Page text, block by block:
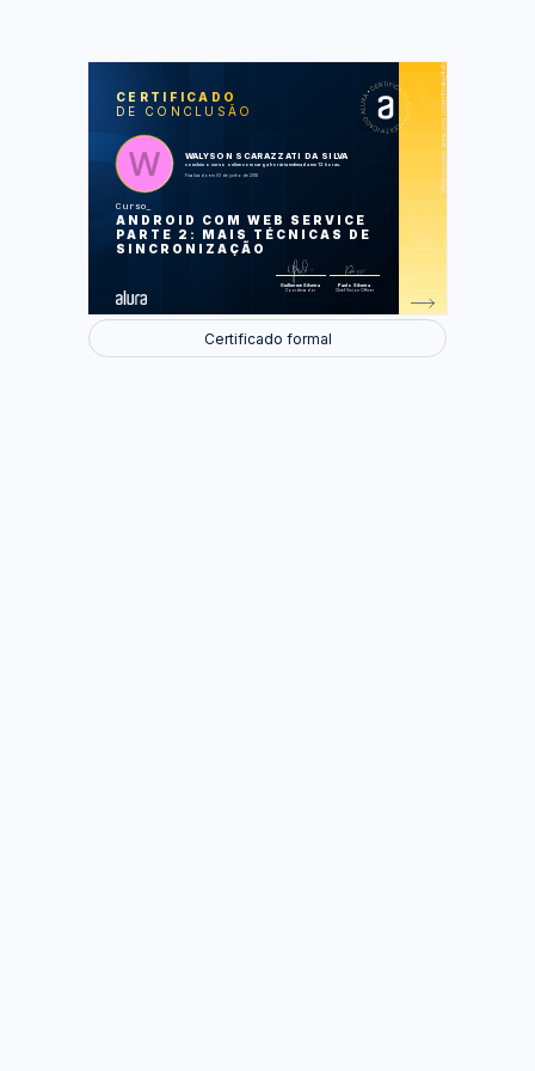
CERTIFICADO
DE CONCLUSÃO
WALYSON SCARAZZATI DA SILVA
concluiu o curso online com carga horária estimada em 12 horas.
Finalizado em 03 de junho de 2018
Curso
ANDROID COM WEB SERVICE
PARTE 2: MAIS TÉCNICAS DE
SINCRONIZAÇÃO
Guilherme Silveira
Coordenador
Paulo Silveira
Chief Vision Officer
https://cursos.alura.com.br/certificate/4efd6b62-fe98-45cf-b1aa-e2b2153320d9
LAS
Editando, removendo e atualizando
Atualizando lista de alunos
Foram feitas 36 de 36 atividades.
Certificado formal